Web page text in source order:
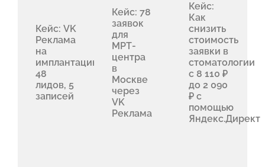
Кейс: VK
Реклама
на
имплантацию:
48
лидов, 5
записей
Кейс: 78
заявок
для
МРТ-
центра
в
Москве
через
VK
Реклама
Кейс:
Как
снизить
стоимость
заявки в
стоматологии
с 8 110 ₽
до 2 090
₽ с
помощью
Яндекс.Директ